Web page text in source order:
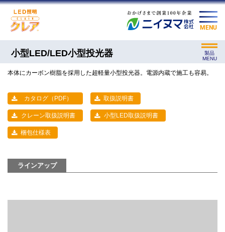
MENU
小型LED/LED小型投光器
製品
MENU
本体にカーボン樹脂を採用した超軽量小型投光器。電源内蔵で施工も容易。
カタログ（PDF） 取扱説明書
クレーン取扱説明書 小型LED取扱説明書
梱包仕様表
ラインアップ